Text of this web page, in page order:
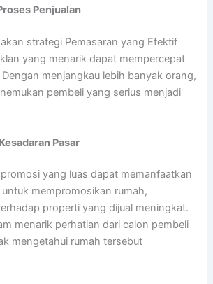
Penjualan
strategi Pemasaran yang Efektif
yang menarik dapat mempercepat
menjangkau lebih banyak orang,
pembeli yang serius menjadi
Pasar
yang luas dapat memanfaatkan
mempromosikan rumah,
properti yang dijual meningkat.
menarik perhatian dari calon pembeli
mengetahui rumah tersebut